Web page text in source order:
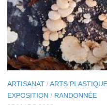
ARTISANAT /ARTS
EXPOSITION / RANDONNÉE